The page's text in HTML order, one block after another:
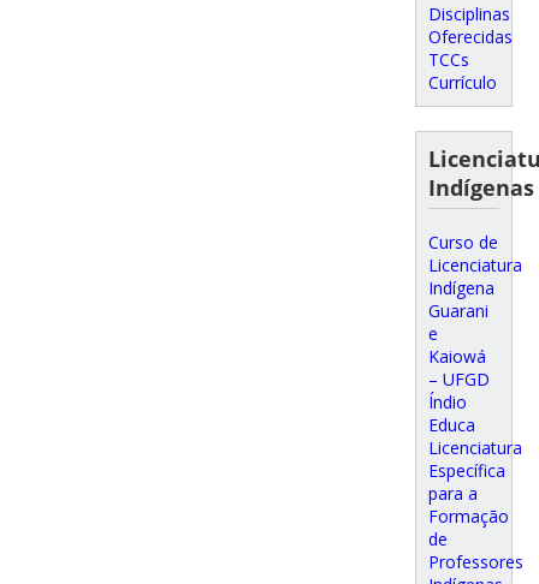
Disciplinas
Oferecidas
TCCs
Currículo
Indígenas
Curso de
Licenciatura
Indígena
Guarani
e
Kaiowá
– UFGD
Índio
Educa
Licenciatura
Específica
para a
Formação
de
Professores